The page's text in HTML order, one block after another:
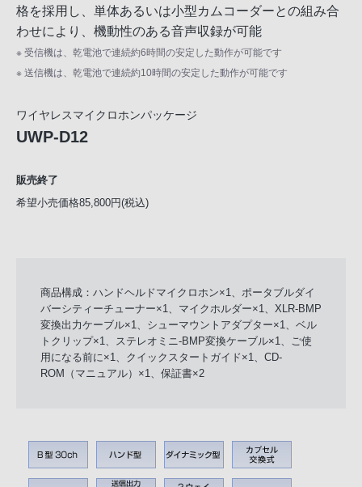
格を採用し、単体あるいは小型カムコーダーとの組み合
わせにより、機動性のある音声収録が可能
※ 受信機は、乾電池で連続約6時間の安定した動作が可能です
※ 送信機は、乾電池で連続約10時間の安定した動作が可能です
ワイヤレスマイクロホンパッケージ
UWP-D12
販売終了
希望小売価格85,800円(税込)
商品構成：ハンドヘルドマイクロホン×1、ポータブルダイ
バーシティーチューナー×1、マイクホルダー×1、XLR-BMP
変換出力ケーブル×1、シューマウントアダプター×1、ベル
トクリップ×1、ステレオミニ-BMP変換ケーブル×1、ご使
用になる前に×1、クイックスタートガイド×1、CD-
ROM（マニュアル）×1、保証書×2